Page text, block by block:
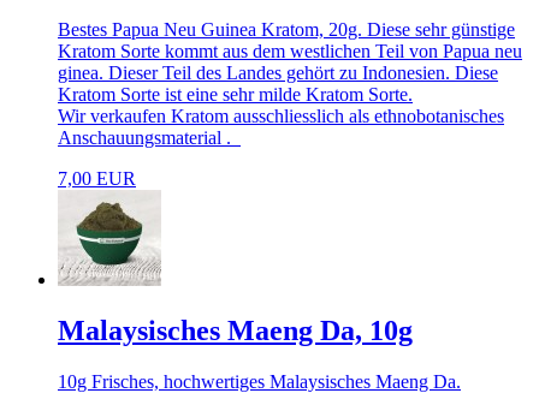
Bestes Papua Neu Guinea Kratom, 20g. Diese sehr günstige
Kratom Sorte kommt aus dem westlichen Teil von Papua neu
ginea. Dieser Teil des Landes gehört zu Indonesien. Diese
Kratom Sorte ist eine sehr milde Kratom Sorte.
Wir verkaufen Kratom ausschliesslich als ethnobotanisches
Anschauungsmaterial .
7,00 EUR
Malaysisches Maeng Da, 10g
10g Frisches, hochwertiges Malaysisches Maeng Da.